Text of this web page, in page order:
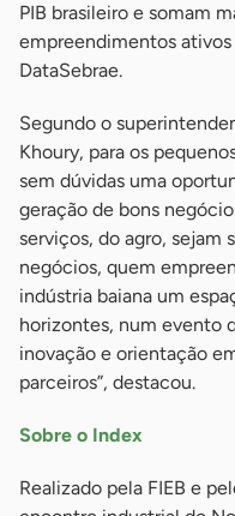
PIB brasileiro e somam
empreendimentos
DataSebrae.
Segundo o
Khoury, para os
sem dúvidas uma
geração de bons
serviços, do agro, sejam
negócios, quem
indústria baiana um
horizontes, num evento
inovação e orientação
parceiros”, destacou.
Sobre o Index
Realizado pela FIEB e